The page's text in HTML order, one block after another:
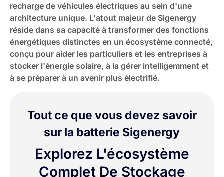
recharge de véhicules électriques au sein d'une
architecture unique. L'atout majeur de Sigenergy
réside dans sa capacité à transformer des fonctions
énergétiques distinctes en un écosystème connecté,
conçu pour aider les particuliers et les entreprises à
stocker l'énergie solaire, à la gérer intelligemment et
à se préparer à un avenir plus électrifié.
Tout ce que vous devez savoir
sur la batterie Sigenergy
Explorez L'écosystème
Complet De Stockage